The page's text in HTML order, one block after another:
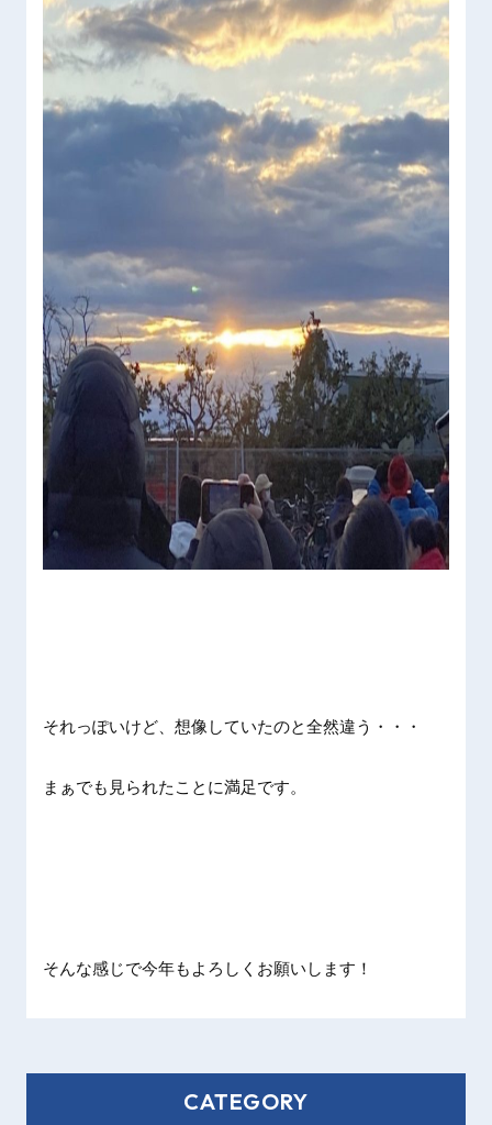
それっぽいけど、想像していたのと全然違う・・・
まぁでも見られたことに満足です。
そんな感じで今年もよろしくお願いします！
CATEGORY